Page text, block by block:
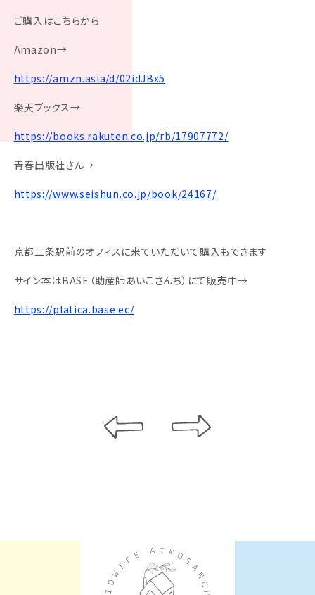
ご購入はこちらから
Amazon→
https://amzn.asia/d/02idJBx5
楽天ブックス→
https://books.rakuten.co.jp/rb/17907772/
青春出版社さん→
https://www.seishun.co.jp/book/24167/
京都二条駅前のオフィスに来ていただいて購入もできます
サイン本はBASE（助産師あいこさんち）にて販売中→
https://platica.base.ec/